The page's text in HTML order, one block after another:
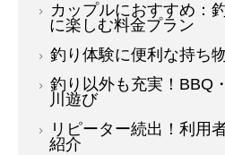
カップルにおすすめ：
に楽しむ料金プラン
釣り体験に便利な持ち
釣り以外も充実！BBQ
川遊び
リピーター続出！利用
紹介